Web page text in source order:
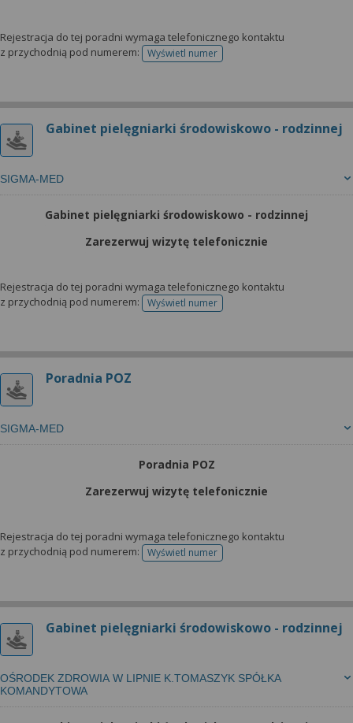
Rejestracja do tej poradni wymaga telefonicznego kontaktu
z przychodnią pod numerem:
Wyświetl numertelefonu do rejestracji
Gabinet pielęgniarki środowiskowo - rodzinnej
SIGMA-MED
Gabinet pielęgniarki środowiskowo - rodzinnej
Zarezerwuj wizytę telefonicznie
Rejestracja do tej poradni wymaga telefonicznego kontaktu
z przychodnią pod numerem:
Wyświetl numertelefonu do rejestracji
Poradnia POZ
SIGMA-MED
Poradnia POZ
Zarezerwuj wizytę telefonicznie
Rejestracja do tej poradni wymaga telefonicznego kontaktu
z przychodnią pod numerem:
Wyświetl numertelefonu do rejestracji
Gabinet pielęgniarki środowiskowo - rodzinnej
OŚRODEK ZDROWIA W LIPNIE K.TOMASZYK SPÓŁKA
KOMANDYTOWA